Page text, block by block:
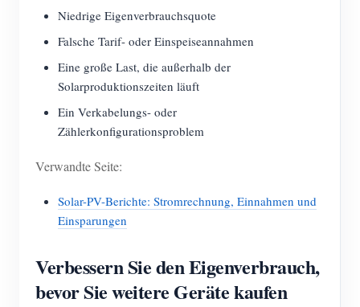
Niedrige Eigenverbrauchsquote
Falsche Tarif- oder Einspeiseannahmen
Eine große Last, die außerhalb der
Solarproduktionszeiten läuft
Ein Verkabelungs- oder
Zählerkonfigurationsproblem
Verwandte Seite:
Solar-PV-Berichte: Stromrechnung, Einnahmen und
Einsparungen
Verbessern Sie den Eigenverbrauch,
bevor Sie weitere Geräte kaufen